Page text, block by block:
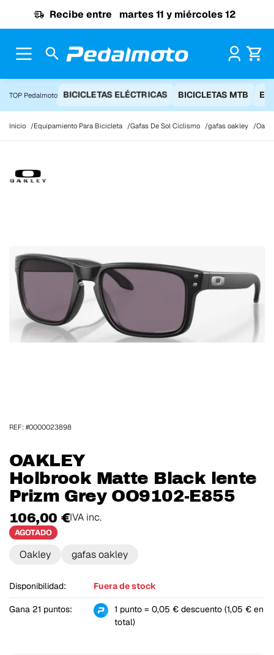
Recibe entre martes 11 y miércoles 12
TOP Pedalmoto BICICLETAS ELÉCTRICAS BICICLETAS MTB
Inicio Equipamiento Para Bicicleta Gafas De Sol Ciclismo gafas oakley
OAKLEY
Holbrook Matte Black lente
Prizm Grey OO9102-E855
106,00 €IVA inc.
AGOTADO
Oakley gafas oakley
Disponibilidad: Fuera de stock
Gana 21 puntos:
1 punto = 0,05 € descuento (1,05 € en
total)
REF: #0000023898